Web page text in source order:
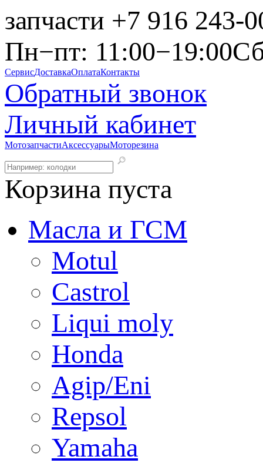
запчасти +7 916 243-
Пн−пт: 11:00−19:00
СервисДоставкаОплатаКонтакты
Обратный звонок
Личный кабинет
МотозапчастиАксессуарыМоторезина
Корзина пуста
Масла и ГСМ
Motul
Castrol
Liqui moly
Honda
Agip/Eni
Repsol
Yamaha